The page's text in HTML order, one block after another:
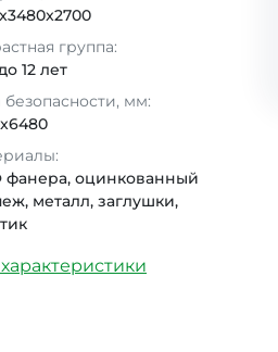
группа:
12 лет
безопасности, мм:
оцинкованный
металл, заглушки,